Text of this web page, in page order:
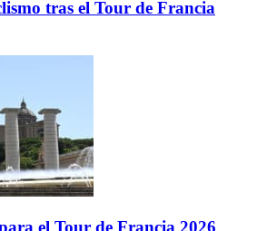
tras el Tour de Francia
el Tour de Francia 2026